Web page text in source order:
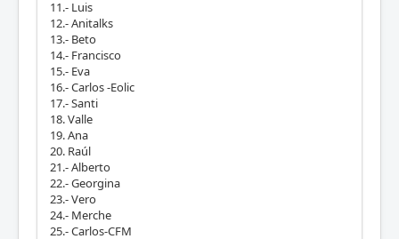
11.- Luis
12.- Anitalks
13.- Beto
14.- Francisco
15.- Eva
16.- Carlos -Eolic
17.- Santi
18. Valle
19. Ana
20. Raúl
21.- Alberto
22.- Georgina
23.- Vero
24.- Merche
25.- Carlos-CFM